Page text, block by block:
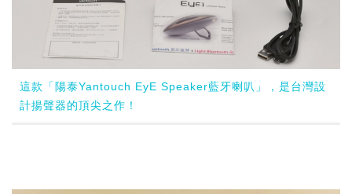
這款「陽泰Yantouch EyE Speaker藍牙喇叭」，是台灣設
計揚聲器的頂尖之作！